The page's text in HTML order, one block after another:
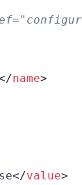
name>
</value>